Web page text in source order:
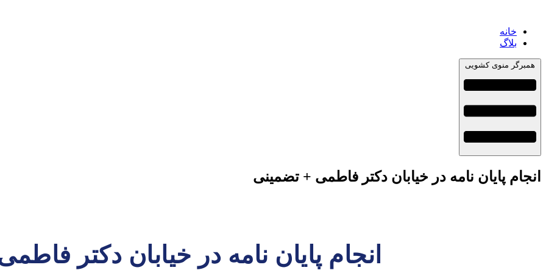
خانه
بلاگ
همبرگر منوی کشویی
انجام پایان نامه در خیابان دکتر فاطمی + تضمینی
انجام پایان نامه در خیابان دکتر